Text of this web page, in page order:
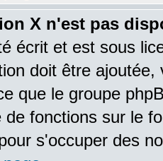
X n'est pas
écrit et est sous
doit être
que le groupe
de fonctions sur le
s'occuper des